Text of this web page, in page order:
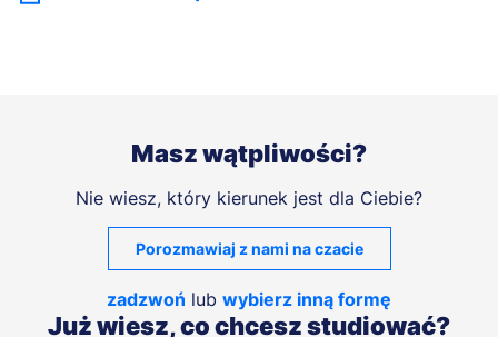
Masz wątpliwości?
Nie wiesz, który kierunek jest dla Ciebie?
Porozmawiaj z nami na czacie
zadzwoń lub wybierz inną formę
Już wiesz, co chcesz studiować?